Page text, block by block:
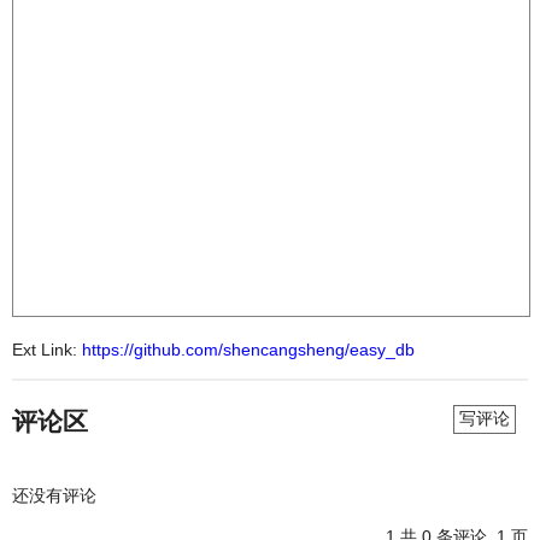
Ext Link: https://github.com/shencangsheng/easy_db
评论区 写评论
还没有评论